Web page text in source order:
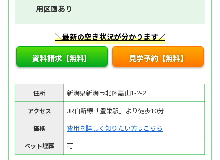
用区画あり
＼最新の空き状況が分かります／
資料請求【無料】 見学予約【無料】
住所 新潟県新潟市北区嘉山1-2-2
アクセス JR白新線「豊栄駅」より徒歩10分
価格 費用を詳しく知りたい方はこちら
ペット埋葬 可